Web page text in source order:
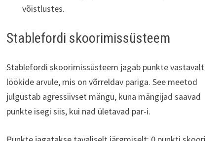
võistlustes.
Stablefordi skoorimissüsteem
Stablefordi skoorimissüsteem jagab punkte vastavalt
löökide arvule, mis on võrreldav pariga. See meetod
julgustab agressiivset mängu, kuna mängijad saavad
punkte isegi siis, kui nad ületavad par-i.